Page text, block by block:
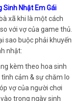
Sinh Nhật Em Gái
xã khi là một cách
với vợ của game thủ.
sao buộc phải khuyến
nhật:
kèm theo hoa sinh
cảm & sự chăm lo
vợ của người chơi
trong ngày sinh